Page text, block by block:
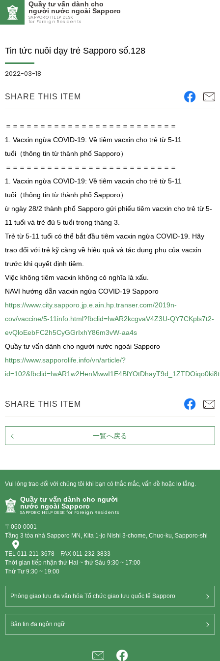
Quầy tư vấn dành cho
người nước ngoài Sapporo
SAPPORO HELP DESK
for Foreign Residents
Tin tức nuôi dạy trẻ Sapporo số.128
2022-03-18
SHARE THIS ITEM
＝＝＝＝＝＝＝＝＝＝＝＝＝＝＝＝＝＝＝＝＝＝＝＝＝
1. Vacxin ngừa COVID-19: Về tiêm vacxin cho trẻ từ 5-11
tuổi（thông tin từ thành phố Sapporo）
＝＝＝＝＝＝＝＝＝＝＝＝＝＝＝＝＝＝＝＝＝＝＝＝＝
1. Vacxin ngừa COVID-19: Về tiêm vacxin cho trẻ từ 5-11
tuổi（thông tin từ thành phố Sapporo）
ừ ngày 28/2 thành phố Sapporo gửi phiếu tiêm vacxin cho trẻ từ 5-
11 tuổi và trẻ đủ 5 tuổi trong tháng 3.
Trẻ từ 5-11 tuổi có thể bắt đầu tiêm vacxin ngừa COVID-19. Hãy
trao đổi với trẻ kỹ càng về hiệu quả và tác dụng phụ của vacxin
trước khi quyết định tiêm.
Việc không tiêm vacxin không có nghĩa là xấu.
NAVI hướng dẫn vacxin ngừa COVID-19 Sapporo
https://www.city.sapporo.jp.e.ain.hp.transer.com/2019n-
cov/vaccine/5-11info.html?fbclid=IwAR2kcgvaV4Z3U-QY7CKpls7t2-
evQloEebFC2h5CyGGrIxhY86m3vW-aa4s
Quầy tư vấn dành cho người nước ngoài Sapporo
https://www.sapporolife.info/vn/article/?
SHARE THIS ITEM
一覧へ戻る
Vui lòng trao đổi với chúng tôi khi bạn có thắc mắc, vấn đề hoặc lo lắng.
Quầy tư vấn dành cho người
nước ngoài Sapporo
SAPPORO HELP DESK for Foreign Residents
〒060-0001
Tầng 3 tòa nhà Sapporo MN, Kita 1-jo Nishi 3-chome, Chuo-ku, Sapporo-shi
TEL 011-211-3678 FAX 011-232-3833
Thời gian tiếp nhận thứ Hai ~ thứ Sáu 9:30 ~ 17:00
Thứ Tư 9:30 ~ 19:00
Phòng giao lưu đa văn hóa Tổ chức giao lưu quốc tế Sapporo
Bản tin đa ngôn ngữ